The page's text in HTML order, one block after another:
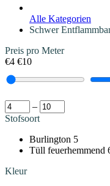
Alle Kategorien
Schwer
Preis pro Meter
€4 €10
–
Stofsoort
Burlington 5
Tüll feuerhemmend
Kleur